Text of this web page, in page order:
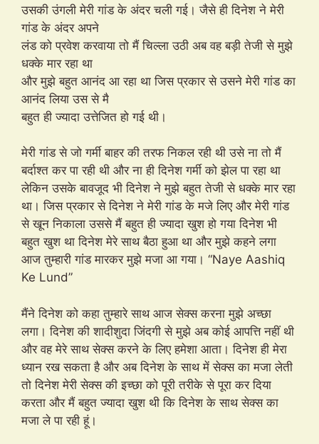
उसकी उंगली मेरी गांड के अंदर चली गई। जैसे ही दिनेश ने मेरी
गांड के अंदर अपने
लंड को प्रवेश करवाया तो मैं चिल्ला उठी अब वह बड़ी तेजी से मुझे
धक्के मार रहा था
और मुझे बहुत आनंद आ रहा था जिस प्रकार से उसने मेरी गांड का
आनंद लिया उस से मै
बहुत ही ज्यादा उत्तेजित हो गई थी।
मेरी गांड से जो गर्मी बाहर की तरफ निकल रही थी उसे ना तो मैं
बर्दाश्त कर पा रही थी और ना ही दिनेश गर्मी को झेल पा रहा था
लेकिन उसके बावजूद भी दिनेश ने मुझे बहुत तेजी से धक्के मार रहा
था। जिस प्रकार से दिनेश ने मेरी गांड के मजे लिए और मेरी गांड
से खून निकाला उससे मैं बहुत ही ज्यादा खुश हो गया दिनेश भी
बहुत खुश था दिनेश मेरे साथ बैठा हुआ था और मुझे कहने लगा
आज तुम्हारी गांड मारकर मुझे मजा आ गया। “Naye Aashiq
Ke Lund”
मैंने दिनेश को कहा तुम्हारे साथ आज सेक्स करना मुझे अच्छा
लगा। दिनेश की शादीशुदा जिंदगी से मुझे अब कोई आपत्ति नहीं थी
और वह मेरे साथ सेक्स करने के लिए हमेशा आता। दिनेश ही मेरा
ध्यान रख सकता है और अब दिनेश के साथ में सेक्स का मजा लेती
तो दिनेश मेरी सेक्स की इच्छा को पूरी तरीके से पूरा कर दिया
करता और मैं बहुत ज्यादा खुश थी कि दिनेश के साथ सेक्स का
मजा ले पा रही हूं।